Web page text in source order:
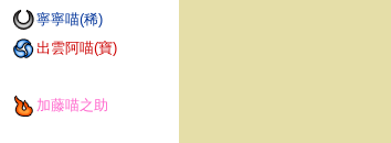
寧寧喵(稀)
出雲阿喵(寶)
加藤喵之助